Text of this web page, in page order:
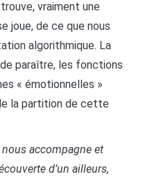
trouve, vraiment une
joue, de ce que nous
algorithmique. La
paraître, les fonctions
« émotionnelles »
la partition de cette
accompagne et
d’un ailleurs,